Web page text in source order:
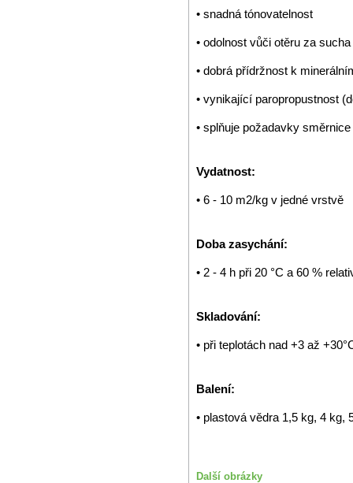
• snadná tónovatelnost
• odolnost vůči otěru za sucha
• dobrá přídržnost k
• vynikající paropropustnost
• splňuje požadavky
Vydatnost:
• 6 - 10 m2/kg v jedné vrstvě
Doba zasychání:
• 2 - 4 h při 20 °C a 60 %
Skladování:
• při teplotách nad +3 až
Balení:
• plastová vědra 1,5 kg, 4 kg,
Další obrázky